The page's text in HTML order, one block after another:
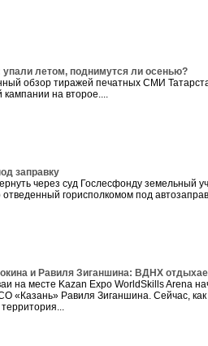
летом, поднимутся ли осенью?
обзор тиражей печатных СМИ
кампании на второе....
заправку
через суд Гослесфонду земельный
отведенный горисполкомом под
и Равиля Зиганшина: ВДНХ
на месте Kazan Expo WorldSkills Arena
«Казань» Равиля Зиганшина. Сейчас,